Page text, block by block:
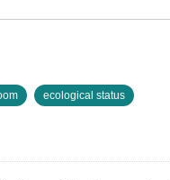
ecological status